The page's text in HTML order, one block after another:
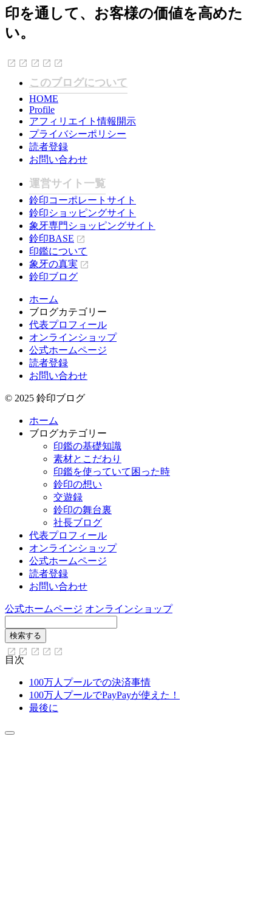
印を通して、お客様の価値を高めた
い。
このブログについて
HOME
Profile
アフィリエイト情報開示
プライバシーポリシー
読者登録
お問い合わせ
運営サイト一覧
鈴印コーポレートサイト
鈴印ショッピングサイト
象牙専門ショッピングサイト
鈴印BASE
印鑑について
象牙の真実
鈴印ブログ
ホーム
ブログカテゴリー
代表プロフィール
オンラインショップ
公式ホームページ
読者登録
お問い合わせ
© 2025 鈴印ブログ
ホーム
ブログカテゴリー
印鑑の基礎知識
素材とこだわり
印鑑を使っていて困った時
鈴印の想い
交遊録
鈴印の舞台裏
社長ブログ
代表プロフィール
オンラインショップ
公式ホームページ
読者登録
お問い合わせ
公式ホームページ オンラインショップ
目次
100万人プールでの決済事情
100万人プールでPayPayが使えた！
最後に